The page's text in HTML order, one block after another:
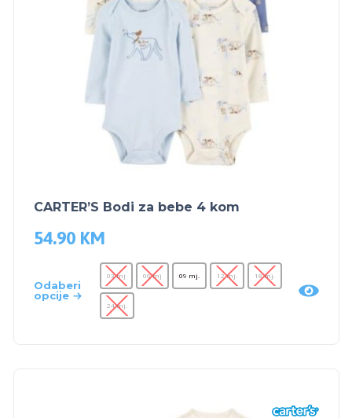
CARTER’S Bodi za bebe 4 kom
54.90 KM
Odaberi
opcije
03 mj 06 mj 09 mj. 12 mj. 18 mj.
24 mj.